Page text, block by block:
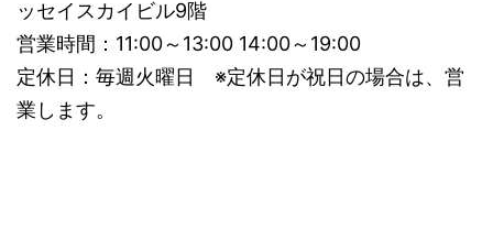
ッセイスカイビル9階
営業時間：11:00～13:00 14:00～19:00
定休日：毎週火曜日 ※定休日が祝日の場合は、営
業します。